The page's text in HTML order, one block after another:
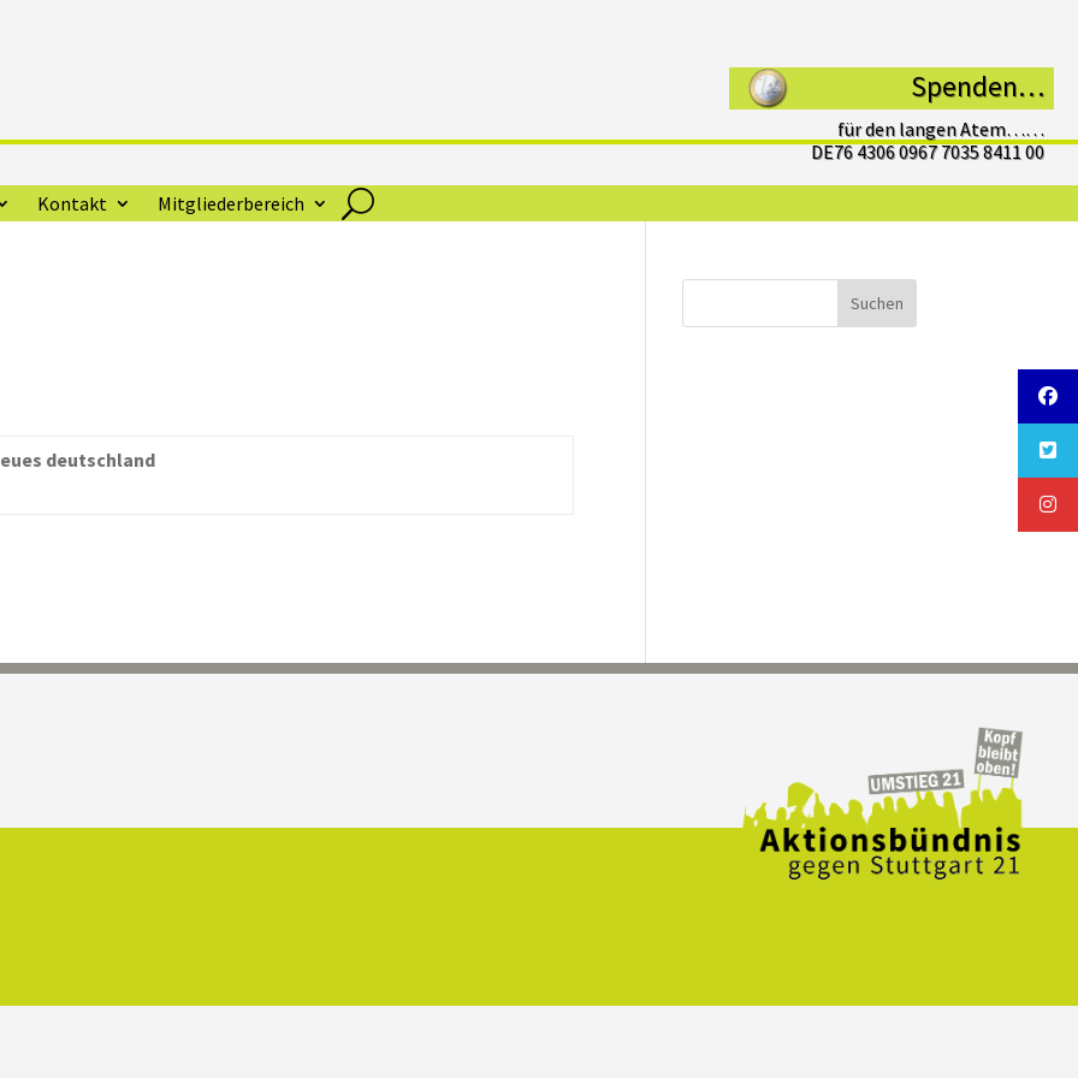
Spenden…
für den langen Atem……
DE76 4306 0967 7035 8411 00
Kontakt Mitgliederbereich
deutschland
Suchen